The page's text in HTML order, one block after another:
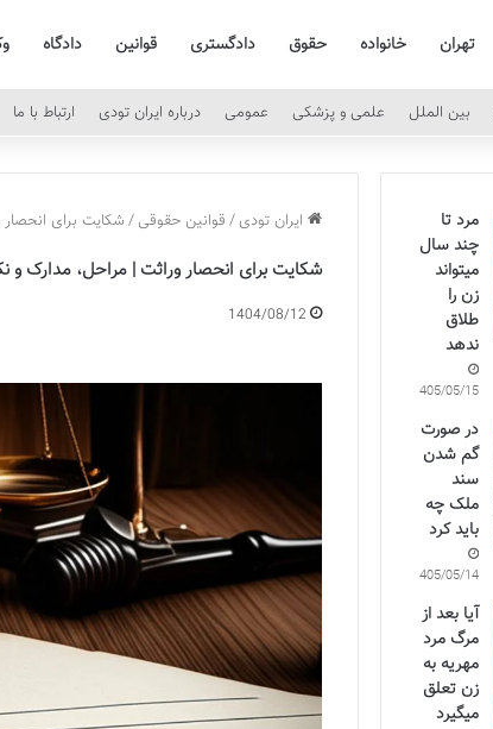
تهران خانواده حقوق دادگستری قوانین دادگاه
بین الملل علمی و پزشکی عمومی درباره ایران تودی ارتباط با ما
ایران تودی / قوانین حقوقی / شکایت برای
شکایت برای انحصار وراثت | مراحل، مدارک و
1404/08/12
مرد تا
چند سال
میتواند
زن را
طلاق
ندهد
1405/05/15
در صورت
گم شدن
سند
ملک چه
باید کرد
1405/05/14
آیا بعد از
مرگ مرد
مهریه به
زن تعلق
میگیرد